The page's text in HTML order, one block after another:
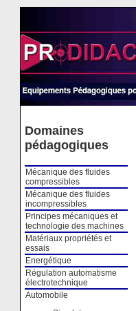
Domaines
pédagogiques
Mécanique des fluides
compressibles
Mécanique des fluides
incompressibles
Principes mécaniques et
technologie des machines
Matériaux propriétés et
essais
Energétique
Régulation automatisme
électrotechnique
Automobile
Cookies management panel